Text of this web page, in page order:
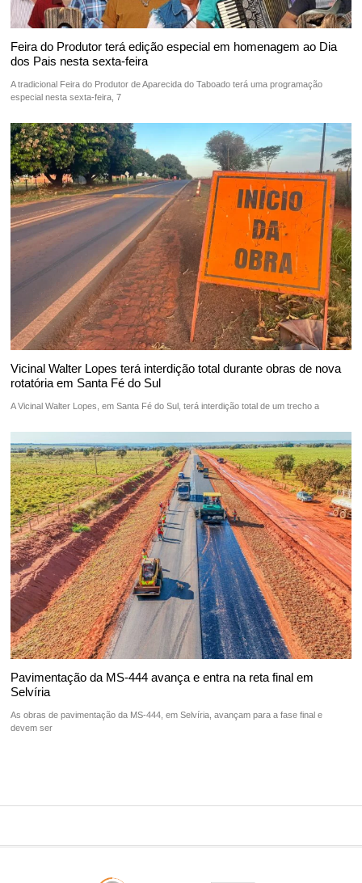
Feira do Produtor terá edição especial em homenagem ao Dia
dos Pais nesta sexta-feira
A tradicional Feira do Produtor de Aparecida do Taboado terá uma programação
especial nesta sexta-feira, 7
Vicinal Walter Lopes terá interdição total durante obras de nova
rotatória em Santa Fé do Sul
A Vicinal Walter Lopes, em Santa Fé do Sul, terá interdição total de um trecho a
Pavimentação da MS-444 avança e entra na reta final em
Selvíria
As obras de pavimentação da MS-444, em Selvíria, avançam para a fase final e
devem ser